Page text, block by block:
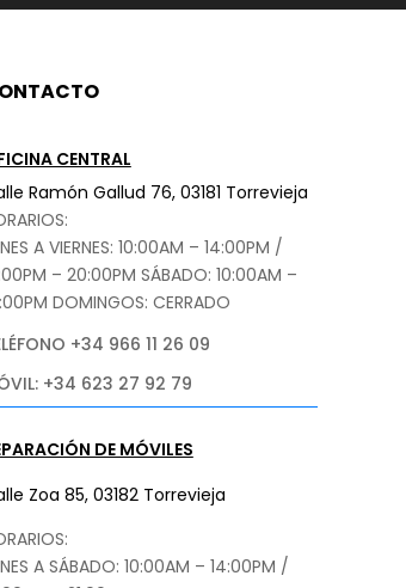
CENTRAL
Ramón Gallud 76, 03181 Torrevieja
A VIERNES: 10:00AM – 14:00PM /
– 20:00PM SÁBADO: 10:00AM –
DOMINGOS: CERRADO
+34 966 11 26 09
+34 623 27 92 79
DE MÓVILES
Zoa 85, 03182 Torrevieja
A SÁBADO: 10:00AM – 14:00PM /